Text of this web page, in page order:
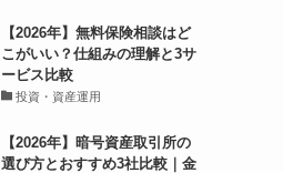
【2026年】無料保険相談はど
こがいい？仕組みの理解と3サ
ービス比較
投資・資産運用
【2026年】暗号資産取引所の
選び方とおすすめ3社比較｜金